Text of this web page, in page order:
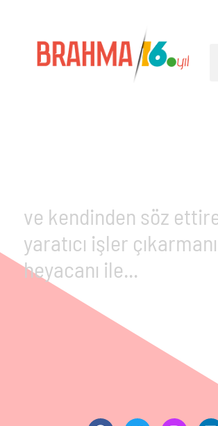
ve kendinden söz
yaratıcı işler
heyacanı ile...